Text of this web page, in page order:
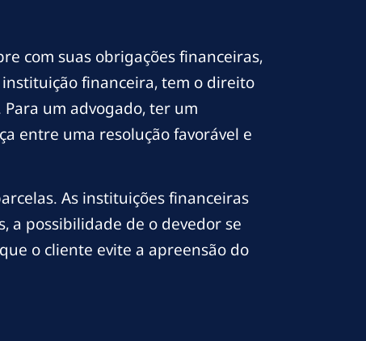
com suas obrigações financeiras,
financeira, tem o direito
um advogado, ter um
entre uma resolução favorável e
As instituições financeiras
a possibilidade de o devedor se
o cliente evite a apreensão do